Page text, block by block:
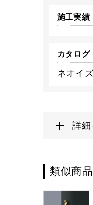
施工実績
カタログ
ネオイ
詳細
類似商品